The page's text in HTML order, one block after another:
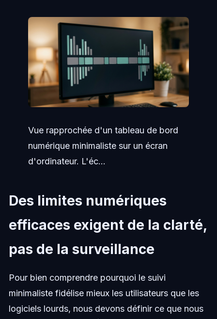
Vue rapprochée d'un tableau de bord
numérique minimaliste sur un écran
d'ordinateur. L'éc...
Des limites numériques
efficaces exigent de la clarté,
pas de la surveillance
Pour bien comprendre pourquoi le suivi
minimaliste fidélise mieux les utilisateurs que les
logiciels lourds, nous devons définir ce que nous